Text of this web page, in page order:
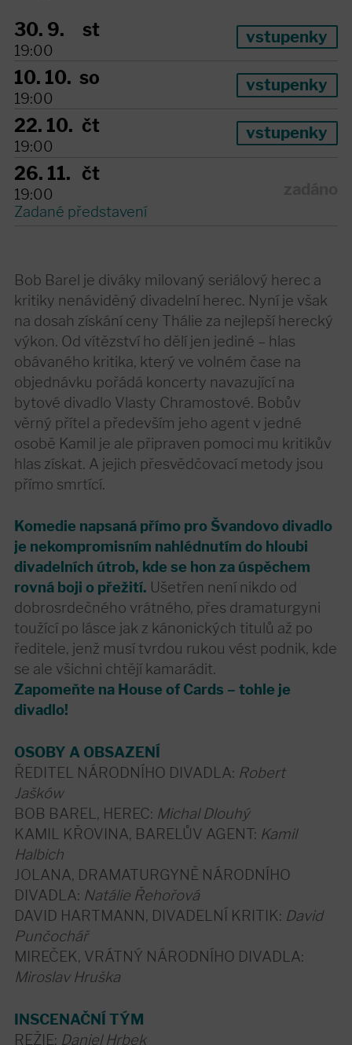
30. 9.
19:00
st vstupenky
10. 10.
19:00
so vstupenky
22. 10.
19:00
čt vstupenky
26. 11.
19:00
čt
Zadané představení
Bob Barel je diváky milovaný seriálový herec a
kritiky nenáviděný divadelní herec. Nyní je však
na dosah získání ceny Thálie za nejlepší herecký
výkon. Od vítězství ho dělí jen jediné – hlas
obávaného kritika, který ve volném čase na
objednávku pořádá koncerty navazující na
bytové divadlo Vlasty Chramostové. Bobův
věrný přítel a především jeho agent v jedné
osobě Kamil je ale připraven pomoci mu kritikův
hlas získat. A jejich přesvědčovací metody jsou
přímo smrtící.
Komedie napsaná přímo pro Švandovo divadlo
je nekompromisním nahlédnutím do hloubi
divadelních útrob, kde se hon za úspěchem
rovná boji o přežití. Ušetřen není nikdo od
dobrosrdečného vrátného, přes dramaturgyni
toužící po lásce jak z kánonických titulů až po
ředitele, jenž musí tvrdou rukou vést podnik, kde
se ale všichni chtějí kamarádit.
Zapomeňte na House of Cards – tohle je
divadlo!
OSOBY A OBSAZENÍ
ŘEDITEL NÁRODNÍHO DIVADLA: Robert
Jašków
BOB BAREL, HEREC: Michal Dlouhý
KAMIL KŘOVINA, BARELŮV AGENT: Kamil
Halbich
JOLANA, DRAMATURGYNĚ NÁRODNÍHO
DIVADLA: Natálie Řehořová
DAVID HARTMANN, DIVADELNÍ KRITIK: David
Punčochář
MIREČEK, VRÁTNÝ NÁRODNÍHO DIVADLA:
Miroslav Hruška
INSCENAČNÍ TÝM
REŽIE: Daniel Hrbek